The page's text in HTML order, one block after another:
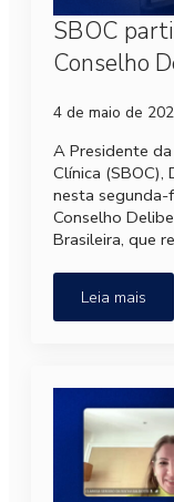
SBOC
Conselho
4 de maio de
A Presidente
Clínica
nesta segunda-
Conselho
Brasileira, que
Leia mais